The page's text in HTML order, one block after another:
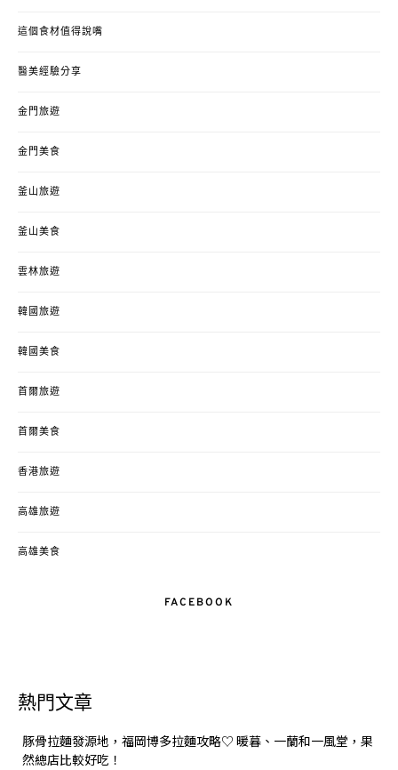
這個食材值得說嘴
醫美經驗分享
金門旅遊
金門美食
釜山旅遊
釜山美食
雲林旅遊
韓國旅遊
韓國美食
首爾旅遊
首爾美食
香港旅遊
高雄旅遊
高雄美食
FACEBOOK
熱門文章
豚骨拉麵發源地，福岡博多拉麵攻略♡ 暖暮、一蘭和一風堂，果
然總店比較好吃！